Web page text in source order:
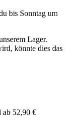
bis Sonntag um
Lager.
könnte dies das
ab 52,90 €